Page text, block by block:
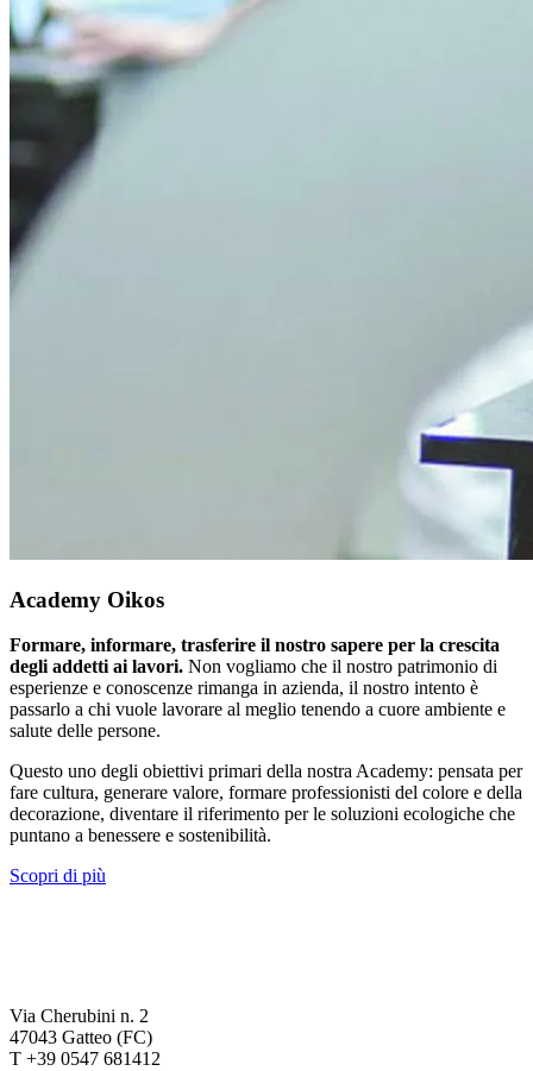
Academy Oikos
Formare, informare, trasferire il nostro sapere per la crescita
degli addetti ai lavori. Non vogliamo che il nostro patrimonio di
esperienze e conoscenze rimanga in azienda, il nostro intento è
passarlo a chi vuole lavorare al meglio tenendo a cuore ambiente e
salute delle persone.
Questo uno degli obiettivi primari della nostra Academy: pensata per
fare cultura, generare valore, formare professionisti del colore e della
decorazione, diventare il riferimento per le soluzioni ecologiche che
puntano a benessere e sostenibilità.
Scopri di più
Via Cherubini n. 2
47043 Gatteo (FC)
T +39 0547 681412